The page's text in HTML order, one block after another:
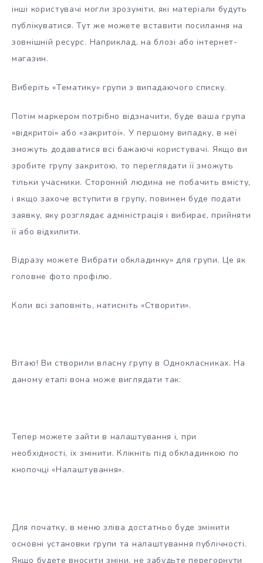
інші користувачі могли зрозуміти, які матеріали будуть
публікуватися. Тут же можете вставити посилання на
зовнішній ресурс. Наприклад, на блозі або інтернет-
магазин.
Виберіть «Тематику» групи з випадаючого списку.
Потім маркером потрібно відзначити, буде ваша група
«відкритої» або «закритої». У першому випадку, в неї
зможуть додаватися всі бажаючі користувачі. Якщо ви
зробите групу закритою, то переглядати її зможуть
тільки учасники. Сторонній людина не побачить вмісту,
і якщо захоче вступити в групу, повинен буде подати
заявку, яку розглядає адміністрація і вибирає, прийняти
її або відхилити.
Відразу можете Вибрати обкладинку» для групи. Це як
головне фото профілю.
Коли всі заповніть, натисніть «Створити».
Вітаю! Ви створили власну групу в Однокласниках. На
даному етапі вона може виглядати так:
Тепер можете зайти в налаштування і, при
необхідності, їх змінити. Клікніть під обкладинкою по
кнопочці «Налаштування».
Для початку, в меню зліва достатньо буде змінити
основні установки групи та налаштування публічності.
Якщо будете вносити зміни, не забудьте перегорнути